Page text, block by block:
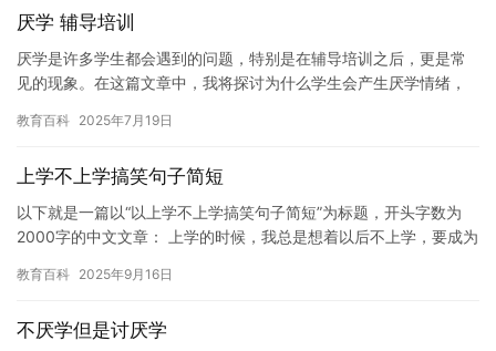
厌学 辅导培训
厌学是许多学生都会遇到的问题，特别是在辅导培训之后，更是常
见的现象。在这篇文章中，我将探讨为什么学生会产生厌学情绪，
可能…
教育百科 2025年7月19日
上学不上学搞笑句子简短
以下就是一篇以“以上学不上学搞笑句子简短”为标题，开头字数为
2000字的中文文章： 上学的时候，我总是想着以后不上学，要成为
教育百科 2025年9月16日
不厌学但是讨厌学